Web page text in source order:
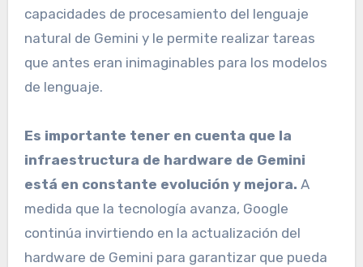
capacidades de procesamiento del lenguaje
natural de Gemini y le permite realizar tareas
que antes eran inimaginables para los modelos
de lenguaje.
Es importante tener en cuenta que la
infraestructura de hardware de Gemini
está en constante evolución y mejora. A
medida que la tecnología avanza, Google
continúa invirtiendo en la actualización del
hardware de Gemini para garantizar que pueda